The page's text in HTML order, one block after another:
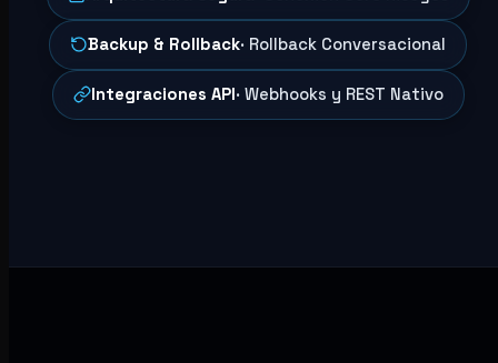
Backup & Rollback· Rollback Conversacional
Integraciones API· Webhooks y REST Nativo